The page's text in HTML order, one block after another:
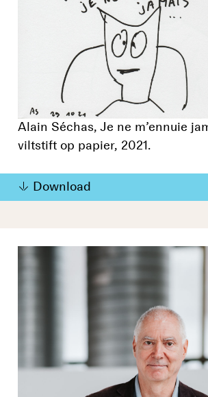
Alain Séchas, Je ne m’ennuie
viltstift op papier, 2021.
Download